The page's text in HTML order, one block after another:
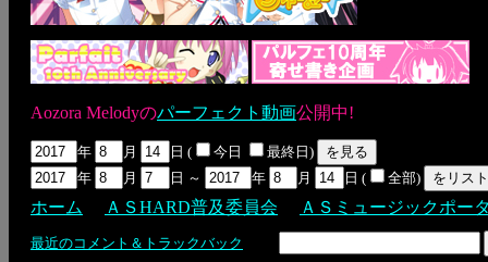
Aozora Melodyのパーフェクト動画公開中!
年 月 日 ( 今日
最終日)
年
月 日 ～ 年 月 日 ( 全部)
ホーム ＡＳHARD普及委員会 ＡＳミュージックポー
最近のコメント＆トラックバック